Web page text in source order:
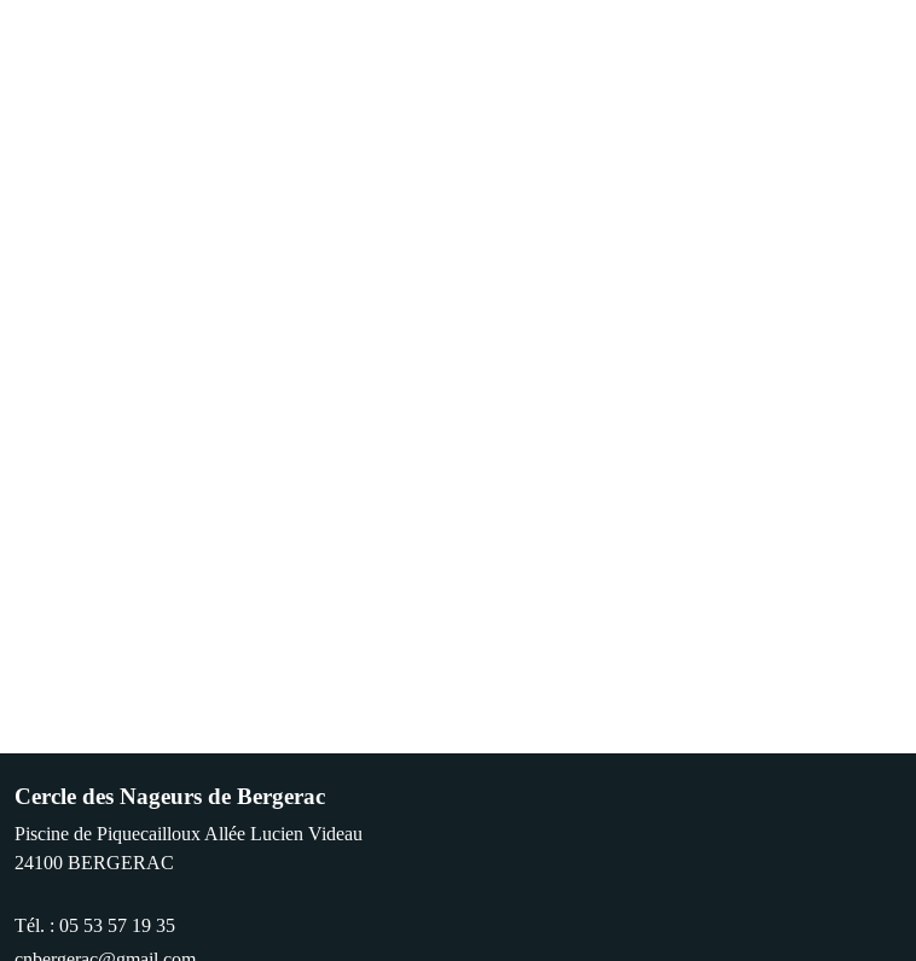
Cercle des Nageurs de Bergerac
Piscine de Piquecailloux Allée Lucien Videau
24100 BERGERAC
Tél. : 05 53 57 19 35